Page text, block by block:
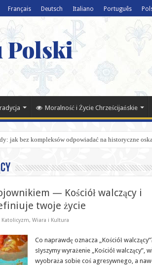
Français Deutsch Italiano Português
Polski
Moralność i Życie Chrześcijańskie
jak bez kompleksów odpowiadać na historyczne
— Kościół walczący i
twoje życie
, Wiara i Kultura
Co naprawdę oznacza „Kościół
słyszymy wyrażenie „Kościół walczący”,
wyobraża sobie coś agresywnego, a